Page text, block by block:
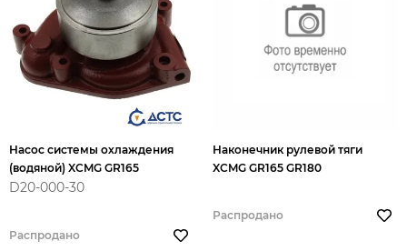
Насос системы охлаждения
(водяной) XCMG GR165
D20-000-30
Распродано
Наконечник рулевой тяги
XCMG GR165 GR180
Распродано